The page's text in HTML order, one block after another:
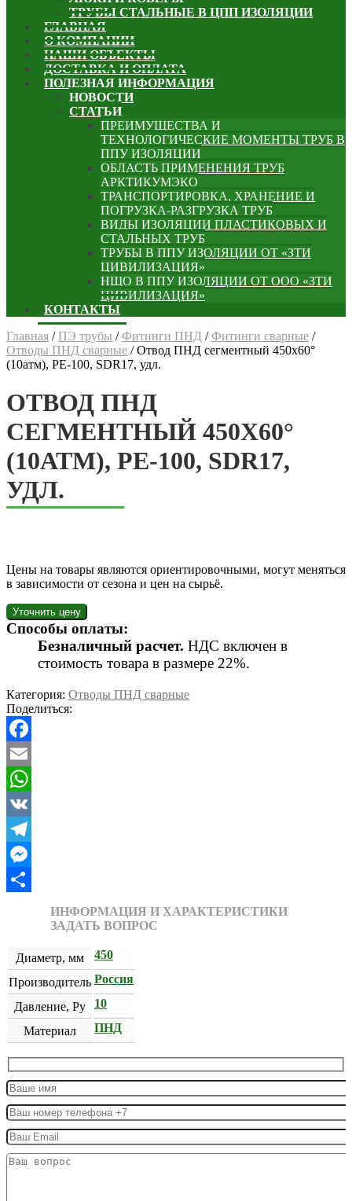
ТРУБЫ СТАЛЬНЫЕ В ЦПП ИЗОЛЯЦИИ
ГЛАВНАЯ
О КОМПАНИИ
НАШИ ОБЪЕКТЫ
ДОСТАВКА И ОПЛАТА
ПОЛЕЗНАЯ ИНФОРМАЦИЯ
НОВОСТИ
СТАТЬИ
ПРЕИМУЩЕСТВА И
ТЕХНОЛОГИЧЕСКИЕ МОМЕНТЫ ТРУБ В
ППУ ИЗОЛЯЦИИ
ОБЛАСТЬ ПРИМЕНЕНИЯ ТРУБ
АРКТИКУМЭКО
ТРАНСПОРТИРОВКА, ХРАНЕНИЕ И
ПОГРУЗКА-РАЗГРУЗКА ТРУБ
ВИДЫ ИЗОЛЯЦИИ ПЛАСТИКОВЫХ И
СТАЛЬНЫХ ТРУБ
ТРУБЫ В ППУ ИЗОЛЯЦИИ ОТ «ЗТИ
ЦИВИЛИЗАЦИЯ»
НЩО В ППУ ИЗОЛЯЦИИ ОТ ООО «ЗТИ
ЦИВИЛИЗАЦИЯ»
КОНТАКТЫ
Главная /ПЭ трубы /Фитинги ПНД /Фитинги сварные /
Отводы ПНД сварные /Отвод ПНД сегментный 450х60°
(10атм), РЕ-100, SDR17, удл.
ОТВОД ПНД
СЕГМЕНТНЫЙ 450Х60°
(10АТМ), РЕ-100, SDR17,
УДЛ.
Цены на товары являются ориентировочными, могут меняться
в зависимости от сезона и цен на сырьё.
Способы оплаты:
Безналичный расчет. НДС включен в
стоимость товара в размере 22%.
Категория: Отводы ПНД сварные
Поделиться:
Facebook
Email
WhatsApp
VK
Telegram
Messenger
Отправить
ИНФОРМАЦИЯ И ХАРАКТЕРИСТИКИ
ЗАДАТЬ ВОПРОС
Диаметр, мм 450
Производитель Россия
Давление, Ру 10
Материал ПНД